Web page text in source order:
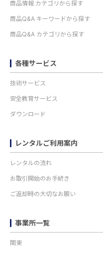
商品情報 カテゴリから探す
商品Q&A キーワードから探す
商品Q&A カテゴリから探す
各種サービス
技術サービス
安全教育サービス
ダウンロード
レンタルご利用案内
レンタルの流れ
お取引開始のお手続き
ご返却時の大切なお願い
事業所一覧
関東